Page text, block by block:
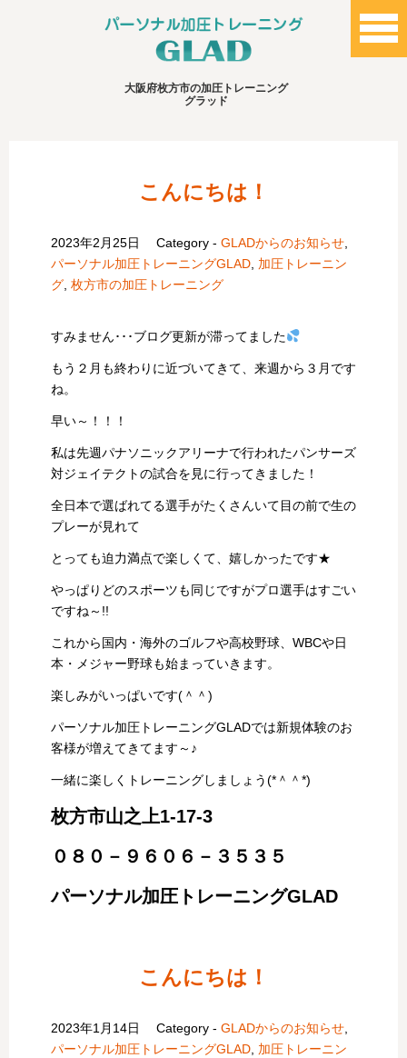
大阪府枚方市の加圧トレーニング
グラッド
こんにちは！
2023年2月25日 Category -GLADからのお知らせ,
パーソナル加圧トレーニングGLAD, 加圧トレーニン
グ, 枚方市の加圧トレーニング
すみません･･･ブログ更新が滞ってました
もう２月も終わりに近づいてきて、来週から３月です
ね。
早い～！！！
私は先週パナソニックアリーナで行われたパンサーズ
対ジェイテクトの試合を見に行ってきました！
全日本で選ばれてる選手がたくさんいて目の前で生の
プレーが見れて
とっても迫力満点で楽しくて、嬉しかったです★
やっぱりどのスポーツも同じですがプロ選手はすごい
ですね～!!
これから国内・海外のゴルフや高校野球、WBCや日
本・メジャー野球も始まっていきます。
楽しみがいっぱいです(＾＾)
パーソナル加圧トレーニングGLADでは新規体験のお
客様が増えてきてます～♪
一緒に楽しくトレーニングしましょう(*＾＾*)
枚方市山之上1-17-3
０８０－９６０６－３５３５
パーソナル加圧トレーニングGLAD
こんにちは！
2023年1月14日 Category -GLADからのお知らせ
パーソナル加圧トレーニングGLAD 加圧トレーニン